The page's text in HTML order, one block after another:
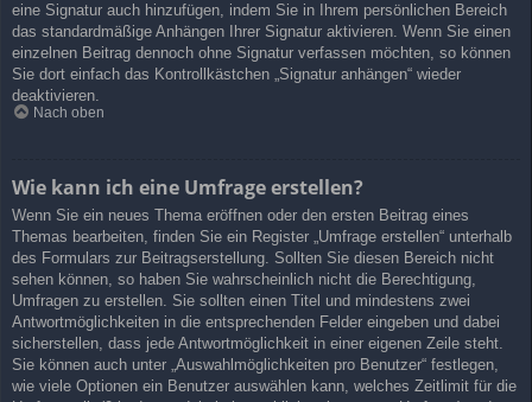
eine Signatur auch hinzufügen, indem Sie in Ihrem persönlichen Bereich
das standardmäßige Anhängen Ihrer Signatur aktivieren. Wenn Sie einen
einzelnen Beitrag dennoch ohne Signatur verfassen möchten, so können
Sie dort einfach das Kontrollkästchen „Signatur anhängen“ wieder
deaktivieren.
Nach oben
Wie kann ich eine Umfrage erstellen?
Wenn Sie ein neues Thema eröffnen oder den ersten Beitrag eines
Themas bearbeiten, finden Sie ein Register „Umfrage erstellen“ unterhalb
des Formulars zur Beitragserstellung. Sollten Sie diesen Bereich nicht
sehen können, so haben Sie wahrscheinlich nicht die Berechtigung,
Umfragen zu erstellen. Sie sollten einen Titel und mindestens zwei
Antwortmöglichkeiten in die entsprechenden Felder eingeben und dabei
sicherstellen, dass jede Antwortmöglichkeit in einer eigenen Zeile steht.
Sie können auch unter „Auswahlmöglichkeiten pro Benutzer“ festlegen,
wie viele Optionen ein Benutzer auswählen kann, welches Zeitlimit für die